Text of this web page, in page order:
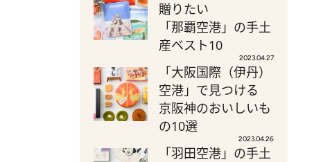
贈りたい
「那覇空港」の手土
産ベスト10
2023.04.27
「大阪国際（伊丹）
空港」で見つける
京阪神のおいしいも
の10選
2023.04.26
「羽田空港」の手土